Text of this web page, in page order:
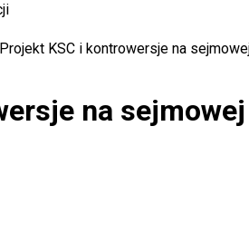
Projekt KSC i kontrowersje na
na